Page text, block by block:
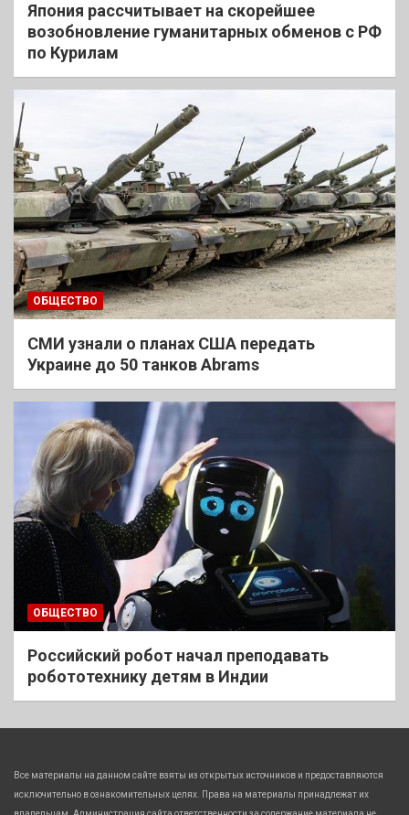
Япония рассчитывает на скорейшее
возобновление гуманитарных обменов с РФ
по Курилам
ОБЩЕСТВО
СМИ узнали о планах США передать
Украине до 50 танков Abrams
ОБЩЕСТВО
Российский робот начал преподавать
робототехнику детям в Индии
Все материалы на данном сайте взяты из открытых источников и предоставляются
исключительно в ознакомительных целях. Права на материалы принадлежат их